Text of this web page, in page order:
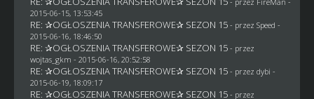
2015-06-15, 13:53:45
RE: ✰OGŁOSZENIA TRANSFEROWE✰ SEZON 15 - przez Speed -
2015-06-16, 18:46:50
RE: ✰OGŁOSZENIA TRANSFEROWE✰ SEZON 15 - przez
wojtas_gkm - 2015-06-16, 20:52:58
RE: ✰OGŁOSZENIA TRANSFEROWE✰ SEZON 15 - przez dybi -
2015-06-19, 18:09:17
RE: ✰OGŁOSZENIA TRANSFEROWE✰ SEZON 15 - przez